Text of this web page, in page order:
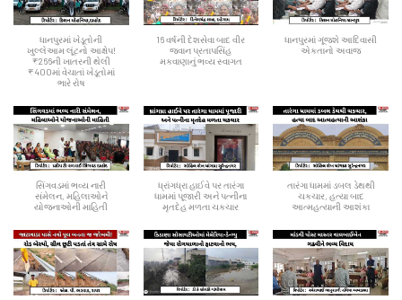
ધાનપુરમાં ખેડૂતોની
ખુલ્લેઆમ લૂંટનો આક્ષેપ!
₹266ની ખાતરની થેલી
₹400માં વેચાતાં ખેડૂતોમાં
ભારે રોષ
16 વર્ષની દેશસેવા બાદ વીર
જવાન પ્રતાપસિંહ
મકવાણાનું ભવ્ય સ્વાગત
ધાનપુરમાં ગૂંજશે આદિવાસી
એકતાનો અવાજ
સિંગવડમાં ભવ્ય નારી
સંમેલન, મહિલાઓને
યોજનાઓની માહિતી
ધ્રાંગધ્રા હાઈવે પર તારંગા
ધામમાં પૂજારી અને પત્નીના
મૃતદેહ મળતા ચકચાર
તારંગા ધામમાં ડબલ ડેથથી
ચકચાર, હત્યા બાદ
આત્મહત્યાની આશંકા